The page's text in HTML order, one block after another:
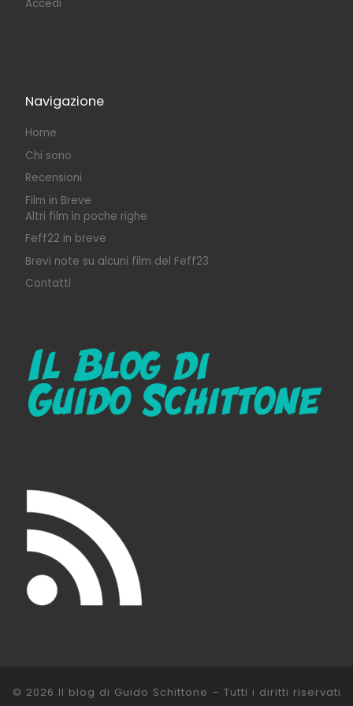
Accedi
Navigazione
Home
Chi sono
Recensioni
Film in Breve
Altri film in poche righe
Feff22 in breve
Brevi note su alcuni film del Feff23
Contatti
© 2026 Il blog di Guido Schittone – Tutti i diritti riservati